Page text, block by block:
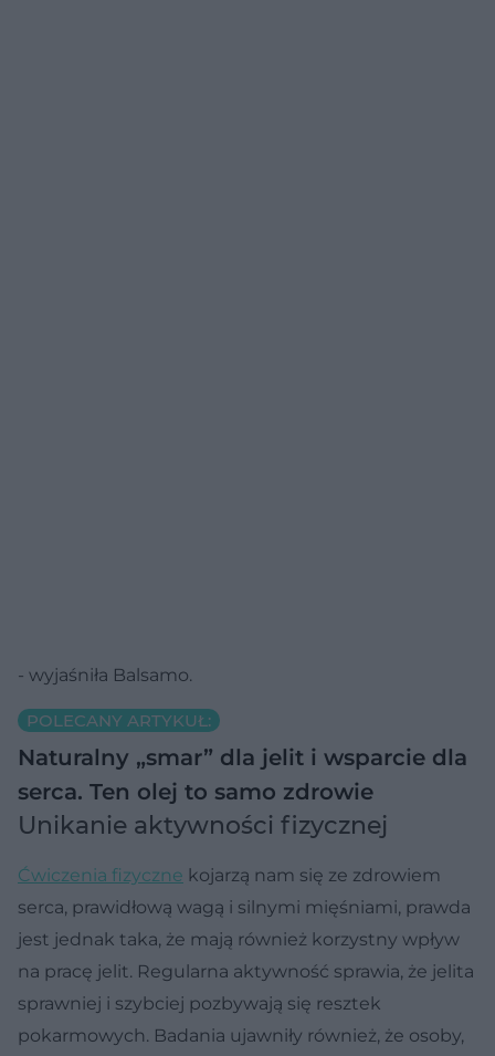
- wyjaśniła Balsamo.
POLECANY ARTYKUŁ:
Naturalny „smar” dla jelit i wsparcie dla
serca. Ten olej to samo zdrowie
Unikanie aktywności fizycznej
Ćwiczenia fizyczne kojarzą nam się ze zdrowiem
serca, prawidłową wagą i silnymi mięśniami, prawda
jest jednak taka, że mają również korzystny wpływ
na pracę jelit. Regularna aktywność sprawia, że jelita
sprawniej i szybciej pozbywają się resztek
pokarmowych. Badania ujawniły również, że osoby,